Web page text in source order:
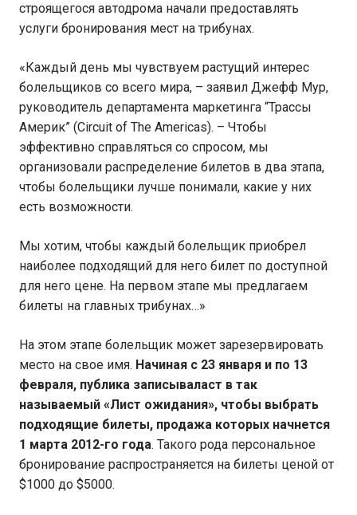
строящегося автодрома начали предоставлять
услуги бронирования мест на трибунах.
«Каждый день мы чувствуем растущий интерес
болельщиков со всего мира, – заявил Джефф Мур,
руководитель департамента маркетинга “Трассы
Америк” (Circuit of The Americas). – Чтобы
эффективно справляться со спросом, мы
организовали распределение билетов в два этапа,
чтобы болельщики лучше понимали, какие у них
есть возможности.
Мы хотим, чтобы каждый болельщик приобрел
наиболее подходящий для него билет по доступной
для него цене. На первом этапе мы предлагаем
билеты на главных трибунах…»
На этом этапе болельщик может зарезервировать
место на свое имя. Начиная с 23 января и по 13
февраля, публика записываласт в так
называемый «Лист ожидания», чтобы выбрать
подходящие билеты, продажа которых начнется
1 марта 2012-го года. Такого рода персональное
бронирование распространяется на билеты ценой от
$1000 до $5000.